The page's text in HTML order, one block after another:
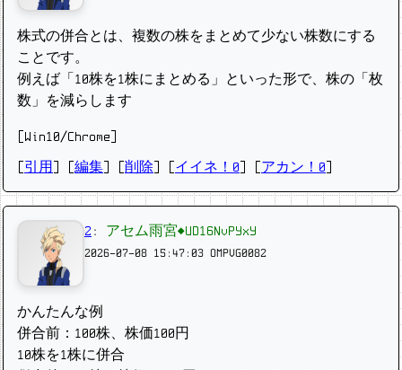
株式の併合とは、複数の株をまとめて少ない株数にする
ことです。
例えば「10株を1株にまとめる」といった形で、株の「枚
数」を減らします
[Win10/Chrome]
引用 編集 削除 イイネ！0 アカン！0
2 : アセム雨宮◆UD16NvPYxY
2026-07-08 15:47:03 OMPVG0082
かんたんな例
併合前：100株、株価100円
10株を1株に併合